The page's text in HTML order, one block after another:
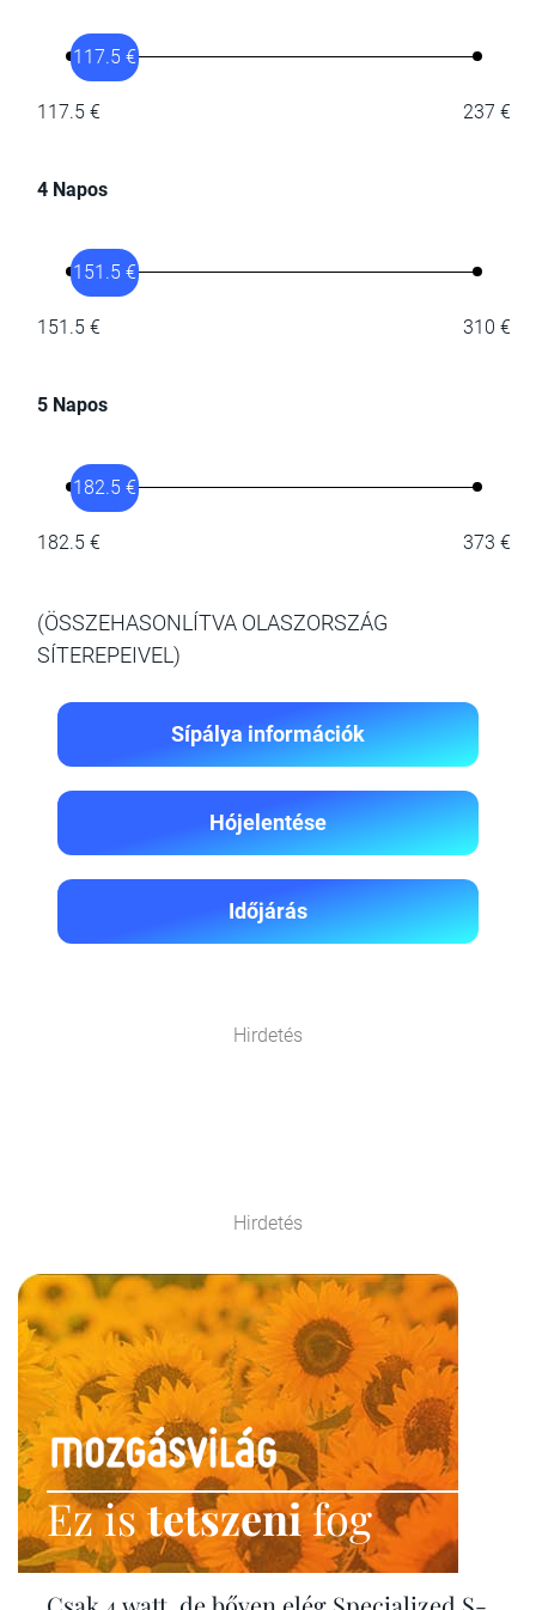
117.5 €
117.5 €
237 €
4 Napos
151.5 €
151.5 €
310 €
5 Napos
182.5 €
182.5 €
373 €
(ÖSSZEHASONLÍTVA OLASZORSZÁG
SÍTEREPEIVEL)
Sípálya információk
Hójelentése
Időjárás
Hirdetés
Hirdetés
Ez istetszenifog